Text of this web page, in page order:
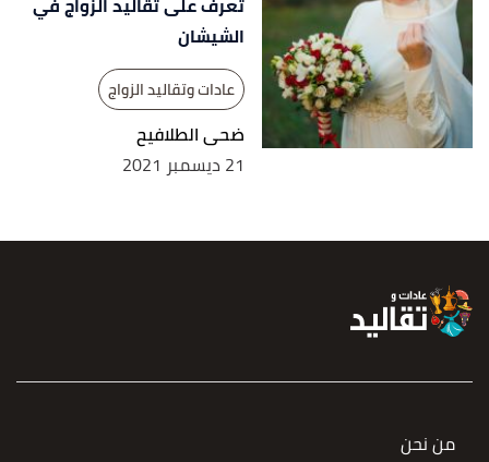
الشيشان
عادات وتقاليد الزواج
ضحى الطلافيح
21 ديسمبر 2021
من نحن